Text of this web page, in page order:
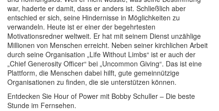
war, haderte er damit, dass er anders ist. Schließlich aber
entschied er sich, seine Hindernisse in Möglichkeiten zu
verwandeln. Heute ist er einer der begehrtesten
Motivationsredner weltweit. Er hat mit seinem Dienst unzählige
Millionen von Menschen erreicht. Neben seiner kirchlichen Arbeit
durch seine Organisation „Life Without Limbs“ ist er auch der
„Chief Generosity Officer“ bei „Uncommon Giving“. Das ist eine
Plattform, die Menschen dabei hilft, gute gemeinnützige
Organisationen zu finden, die sie unterstützen können.
Entdecken Sie Hour of Power mit Bobby Schuller – Die beste
Stunde im Fernsehen.